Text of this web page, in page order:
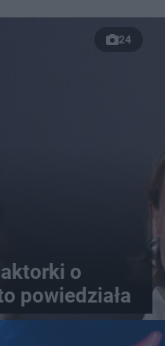
24
o
powiedziała